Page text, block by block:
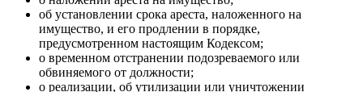
об установлении срока ареста, наложенного на
имущество, и его продлении в порядке,
предусмотренном настоящим Кодексом;
о временном отстранении подозреваемого или
обвиняемого от должности;
о реализации, об утилизации или уничтожении